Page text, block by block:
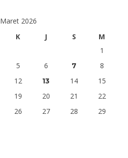
Maret 2026
K J S
M
1
5 6 7
8
12 13 14
15
19 20 21
22
26 27 28
29